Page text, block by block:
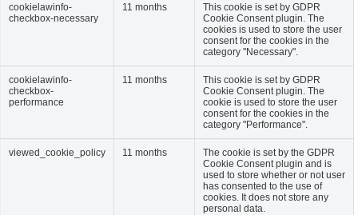
cookielawinfo-
checkbox-necessary
11 months
This cookie is set by GDPR
Cookie Consent plugin. The
cookies is used to store the user
consent for the cookies in the
category "Necessary".
cookielawinfo-
checkbox-
performance
11 months
This cookie is set by GDPR
Cookie Consent plugin. The
cookie is used to store the user
consent for the cookies in the
category "Performance".
viewed_cookie_policy 11 months
The cookie is set by the GDPR
Cookie Consent plugin and is
used to store whether or not user
has consented to the use of
cookies. It does not store any
personal data.